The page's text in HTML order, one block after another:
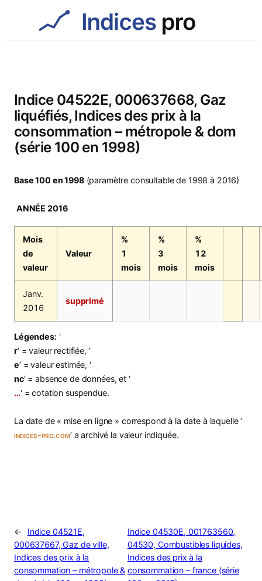
Indice 04522E, 000637668, Gaz
liquéfiés, Indices des prix à la
consommation – métropole & dom
(série 100 en 1998)
Base 100 en 1998(paramètre consultable de 1998 à 2016)
ANNÉE 2016
Mois
de
valeur
Valeur
%
1
mois
%
3
mois
%
12
mois
Janv.
2016
supprimé
Légendes:‘
r‘ = valeur rectifiée, ‘
e‘ = valeur estimée, ‘
nc‘ = absence de données, et ‘
…‘ = cotation suspendue.
La date de « mise en ligne » correspond à la date à laquelle ‘
indices-pro.com‘ a archivé la valeur indiquée.
←
Indice 04521E,
000637667, Gaz de ville,
Indices des prix à la
consommation – métropole &
Indice 04530E, 001763560,
04530, Combustibles liquides,
Indices des prix à la
consommation – france (série